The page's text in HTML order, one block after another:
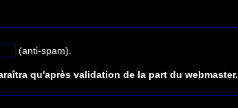
(anti-spam).
qu'après validation de la part du webmaster.